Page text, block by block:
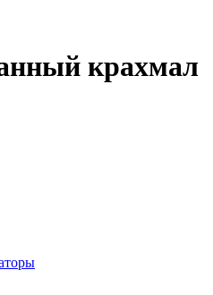
крахмал